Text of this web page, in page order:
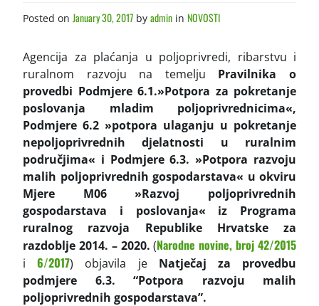
Posted on January 30, 2017 by admin in NOVOSTI
Agencija za plaćanja u poljoprivredi, ribarstvu i
ruralnom razvoju na temelju Pravilnika o
provedbi Podmjere 6.1.»Potpora za pokretanje
poslovanja mladim poljoprivrednicima«,
Podmjere 6.2 »potpora ulaganju u pokretanje
nepoljoprivrednih djelatnosti u ruralnim
područjima« i Podmjere 6.3. »Potpora razvoju
malih poljoprivrednih gospodarstava« u okviru
Mjere M06 »Razvoj poljoprivrednih
gospodarstava i poslovanja« iz Programa
ruralnog razvoja Republike Hrvatske za
razdoblje 2014. – 2020. (Narodne novine, broj 42/2015
i6/2017) objavila je Natječaj za provedbu
podmjere 6.3. “Potpora razvoju malih
poljoprivrednih gospodarstava”.